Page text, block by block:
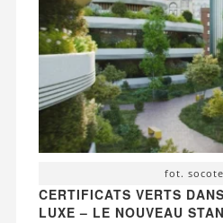
fot.
CERTIFICATS VERTS
LUXE – LE NOUVEAU